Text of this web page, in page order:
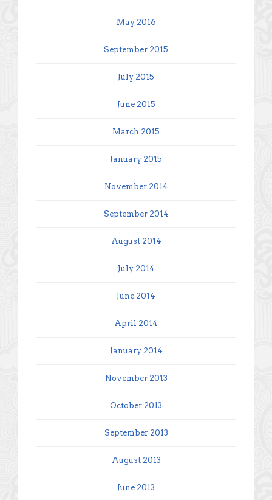
May 2016
September 2015
July 2015
June 2015
March 2015
January 2015
November 2014
September 2014
August 2014
July 2014
June 2014
April 2014
January 2014
November 2013
October 2013
September 2013
August 2013
June 2013